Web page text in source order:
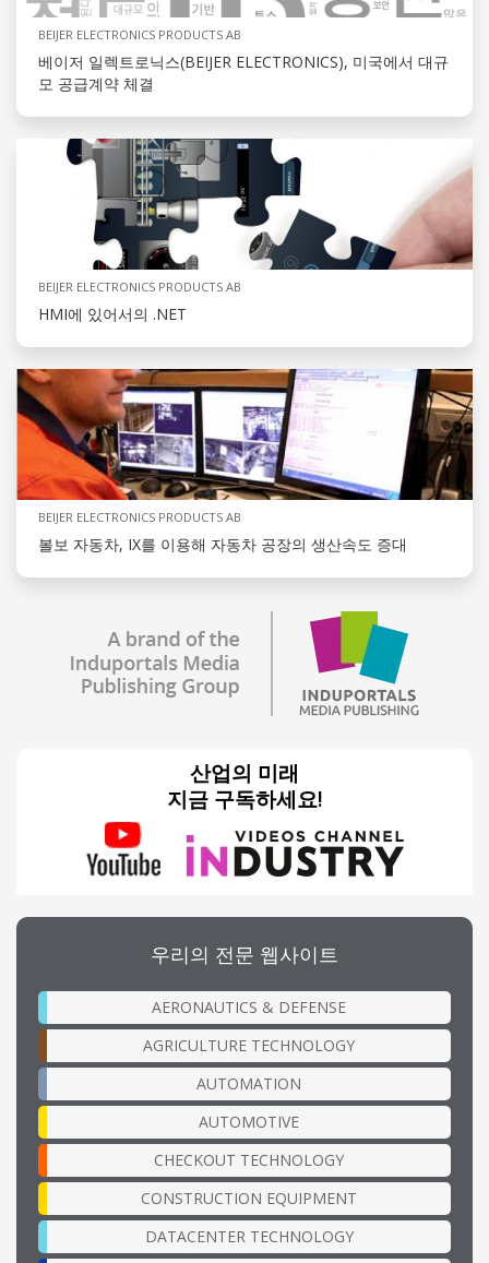
BEIJER ELECTRONICS PRODUCTS AB
베이저 일렉트로닉스(BEIJER ELECTRONICS), 미국에서 대규
모 공급계약 체결
BEIJER ELECTRONICS PRODUCTS AB
HMI에 있어서의 .NET
BEIJER ELECTRONICS PRODUCTS AB
볼보 자동차, IX를 이용해 자동차 공장의 생산속도 증대
산업의 미래
지금 구독하세요!
우리의 전문 웹사이트
AERONAUTICS & DEFENSE
AGRICULTURE TECHNOLOGY
AUTOMATION
AUTOMOTIVE
CHECKOUT TECHNOLOGY
CONSTRUCTION EQUIPMENT
DATACENTER TECHNOLOGY